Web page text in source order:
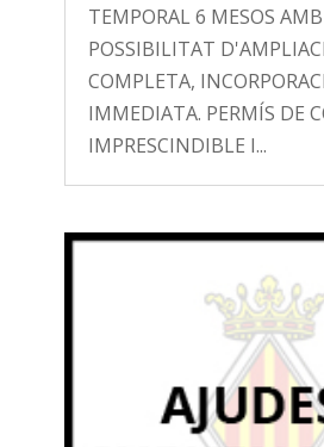
TEMPORAL 6 MESOS AMB
POSSIBILITAT
COMPLETA,
IMMEDIATA. PERMÍS DE
IMPRESCINDIBLE I...